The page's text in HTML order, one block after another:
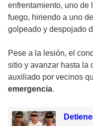
enfrentamiento, uno de
fuego, hiriendo a uno
golpeado y despojado
Pese a la lesión, el
sitio y avanzar hasta la
auxiliado por vecinos
emergencia.